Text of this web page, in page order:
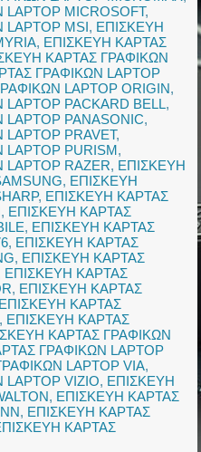
MICROSOFT,
MSI, ΕΠΙΣΚΕΥΗ
, ΕΠΙΣΚΕΥΗ ΚΑΡΤΑΣ
ΚΑΡΤΑΣ ΓΡΑΦΙΚΩΝ
ΓΡΑΦΙΚΩΝ LAPTOP
LAPTOP ORIGIN,
PACKARD BELL,
PANASONIC,
PRAVET,
PURISM,
RAZER, ΕΠΙΣΚΕΥΗ
, ΕΠΙΣΚΕΥΗ
, ΕΠΙΣΚΕΥΗ ΚΑΡΤΑΣ
, ΕΠΙΣΚΕΥΗ ΚΑΡΤΑΣ
, ΕΠΙΣΚΕΥΗ ΚΑΡΤΑΣ
, ΕΠΙΣΚΕΥΗ ΚΑΡΤΑΣ
, ΕΠΙΣΚΕΥΗ ΚΑΡΤΑΣ
ΕΠΙΣΚΕΥΗ ΚΑΡΤΑΣ
, ΕΠΙΣΚΕΥΗ ΚΑΡΤΑΣ
ΕΠΙΣΚΕΥΗ ΚΑΡΤΑΣ
, ΕΠΙΣΚΕΥΗ ΚΑΡΤΑΣ
ΚΑΡΤΑΣ ΓΡΑΦΙΚΩΝ
ΓΡΑΦΙΚΩΝ LAPTOP
LAPTOP VIA,
VIZIO, ΕΠΙΣΚΕΥΗ
, ΕΠΙΣΚΕΥΗ ΚΑΡΤΑΣ
, ΕΠΙΣΚΕΥΗ ΚΑΡΤΑΣ
ΚΑΡΤΑΣ